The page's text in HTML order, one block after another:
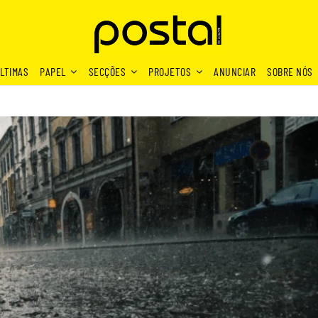
PAPEL SECÇÕES PROJETOS ANUNCIAR SOBRE NÓS